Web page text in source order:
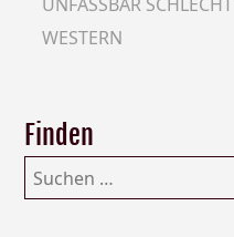
WESTERN
Finden
Suchen
nach: